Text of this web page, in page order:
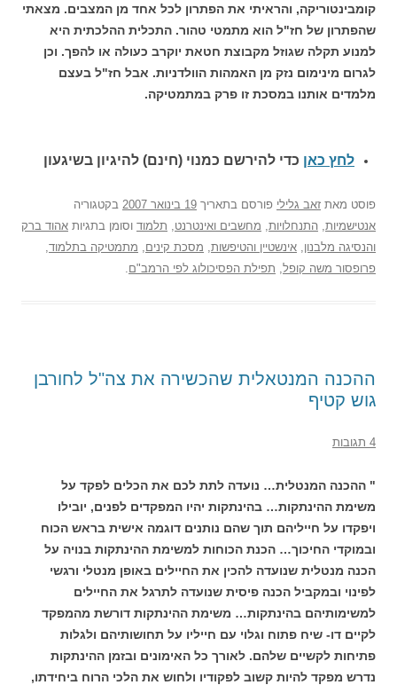
קומבינטוריקה, והראיתי את הפתרון לכל אחד מן המצבים. מצאתי
שהפתרון של חז"ל הוא מתמטי טהור. התכלית ההלכתית היא
למנוע תקלה שגוזל מקבוצת חטאת יוקרב כעולה או להפך. וכן
לגרום מינימום נזק מן האמהות הוולדניות. אבל חז"ל בעצם
מלמדים אותנו במסכת זו פרק במתמטיקה.
לחץ כאן כדי להירשם כמנוי (חינם) להיגיון בשיגעון
פוסט מאת זאב גלילי פורסם בתאריך 19 בינואר 2007
בקטגוריה
אנטישמיות התנחלויות מחשבים ואינטרנט תלמוד וסומן בתגיות אהוד ברק
והנסיגה מלבנון אינשטיין והטיפשות מסכת קינים מתמטיקה בתלמוד
פרופסור משה קופל תפילת הפסיכולוג לפי הרמב"ם
ההכנה המנטאלית שהכשירה את צה"ל לחורבן
גוש קטיף
4 תגובות
" ההכנה המנטלית… נועדה לתת לכם את הכלים לפקד על
משימת ההינתקות… בהינתקות יהיו המפקדים לפנים, יובילו
ויפקדו על חייליהם תוך שהם נותנים דוגמה אישית בראש הכוח
ובמוקדי החיכוך… הכנת הכוחות למשימת ההינתקות בנויה על
הכנה מנטלית שנועדה להכין את החיילים באופן מנטלי ורגשי
לפינוי ובמקביל הכנה פיסית שנועדה לתרגל את החיילים
למשימותיהם בהינתקות… משימת ההינתקות דורשת מהמפקד
לקיים דו- שיח פתוח וגלוי עם חייליו על תחושותיהם ולגלות
פתיחות לקשיים שלהם. לאורך כל האימונים ובזמן ההינתקות
נדרש מפקד להיות קשוב לפקודיו ולחוש את הלכי הרוח ביחידתו,